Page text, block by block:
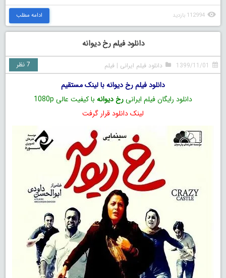
112994 بازدید ادامه مطلب
دانلود فیلم رخ دیوانه
1399/11/01 دانلود فیلم ایرانی |فیلم 7 نظر
دانلود فیلم رخ دیوانه با لینک مستقیم
دانلود رایگان فیلم ایرانیرخ دیوانه با کیفیت عالی 1080p
لینک دانلود قرار گرفت